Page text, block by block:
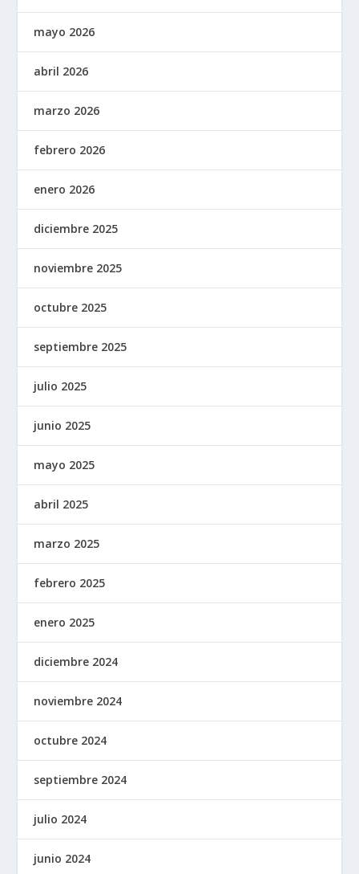
mayo 2026
abril 2026
marzo 2026
febrero 2026
enero 2026
diciembre 2025
noviembre 2025
octubre 2025
septiembre 2025
julio 2025
junio 2025
mayo 2025
abril 2025
marzo 2025
febrero 2025
enero 2025
diciembre 2024
noviembre 2024
octubre 2024
septiembre 2024
julio 2024
junio 2024